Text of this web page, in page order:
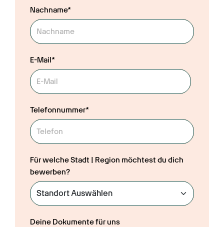
Nachname*
E-Mail*
Telefonnummer*
Für welche Stadt | Region möchtest du dich
bewerben?
Deine Dokumente für uns